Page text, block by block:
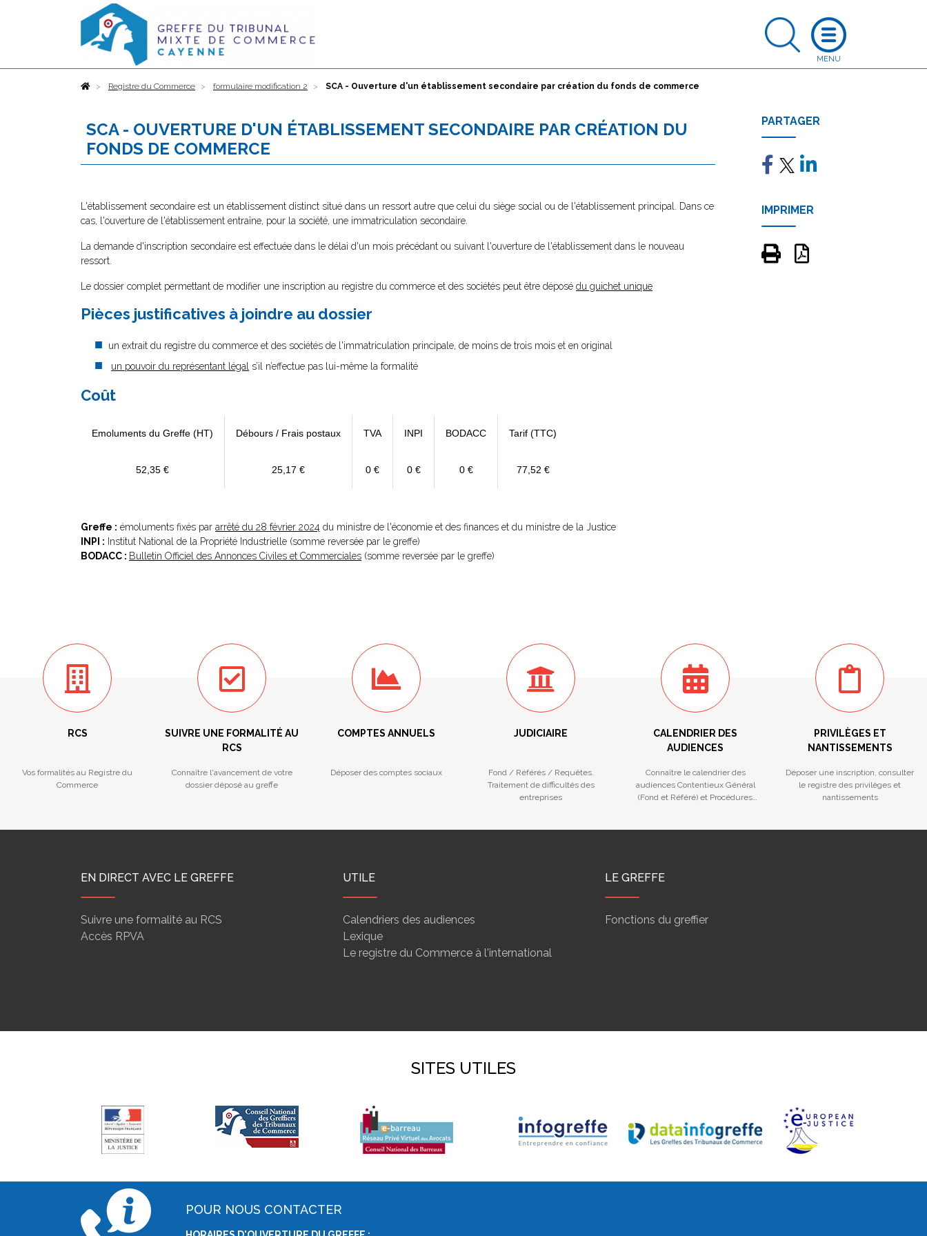
AccueilRegistre du Commerce formulaire modification 2 SCA - Ouverture d'un établissement secondaire par création du fonds de commerce
SCA - OUVERTURE D'UN ÉTABLISSEMENT SECONDAIRE PAR CRÉATION DU
FONDS DE COMMERCE
L'établissement secondaire est un établissement distinct situé dans un ressort autre que celui du siège social ou de l'établissement principal. Dans ce
cas, l'ouverture de l'établissement entraîne, pour la société, une immatriculation secondaire.
La demande d'inscription secondaire est effectuée dans le délai d'un mois précédant ou suivant l'ouverture de l'établissement dans le nouveau
ressort.
Le dossier complet permettant de modifier une inscription au registre du commerce et des sociétés peut être déposé du guichet unique
Pièces justificatives à joindre au dossier
un extrait du registre du commerce et des sociétés de l'immatriculation principale, de moins de trois mois et en original
un pouvoir du représentant légal s’il n’effectue pas lui-même la formalité
Coût
Emoluments du Greffe (HT) Débours / Frais postaux TVA INPI BODACC Tarif (TTC)
52,35 € 25,17 € 0 € 0 € 0 € 77,52 €
Greffe : émoluments fixés par arrêté du 28 février 2024 du ministre de l'économie et des finances et du ministre de la Justice
INPI : Institut National de la Propriété Industrielle (somme reversée par le greffe)
BODACC : Bulletin Officiel des Annonces Civiles et Commerciales (somme reversée par le greffe)
PARTAGER
IMPRIMER
RCS
Vos formalités au Registre du
Commerce
SUIVRE UNE FORMALITÉ AU
RCS
Connaître l'avancement de votre
dossier déposé au greffe
COMPTES ANNUELS
Déposer des comptes sociaux
JUDICIAIRE
Fond / Référés / Requêtes.
Traitement de difficultés des
entreprises
CALENDRIER DES
AUDIENCES
Connaître le calendrier des
audiences Contentieux Général
(Fond et Référé) et Procédures
PRIVILÈGES ET
NANTISSEMENTS
Déposer une inscription, consulter
le registre des privilèges et
nantissements
EN DIRECT AVEC LE GREFFE
Suivre une formalité au RCS
Accès RPVA
UTILE
Calendriers des audiences
Lexique
Le registre du Commerce à l'international
LE GREFFE
Fonctions du greffier
SITES UTILES
POUR NOUS CONTACTER